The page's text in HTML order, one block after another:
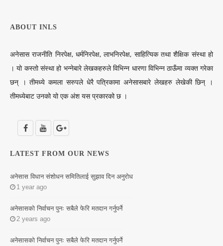
EVENTS
PUBLICATIONS
AWARDS
LITERATURE
ABOUT INLS
अनेसास राजनीति निरपेक्ष, धर्मनिरपेक्ष, लाभनिरपेक्ष, साहित्यिक तथा शैक्षिक संस्था हो
। यो कस्तो संस्था हो भन्नेबारे लेखकहरुले विभिन्न धारणा विभिन्न ठाऊँमा व्यक्त गरेका
छन् । तीमध्ये कमला सरुपले धेरै पत्रिकामा अनेसासबारे लेखहरु लेखेकी छिन् ।
तीमध्येबाट उनको यो एक अंश यस प्रकारको छ ।
LATEST FROM OUR NEWS
अनेसास विधान संशोधन समितिलाई सुझाव दिन अनुरोध
1 year ago
अनेसासको निर्वाचन पुनः सबैले फेरि मतदान गर्नुपर्ने
2 years ago
अनेसासको निर्वाचन पुनः सबैले फेरि मतदान गर्नुपर्ने